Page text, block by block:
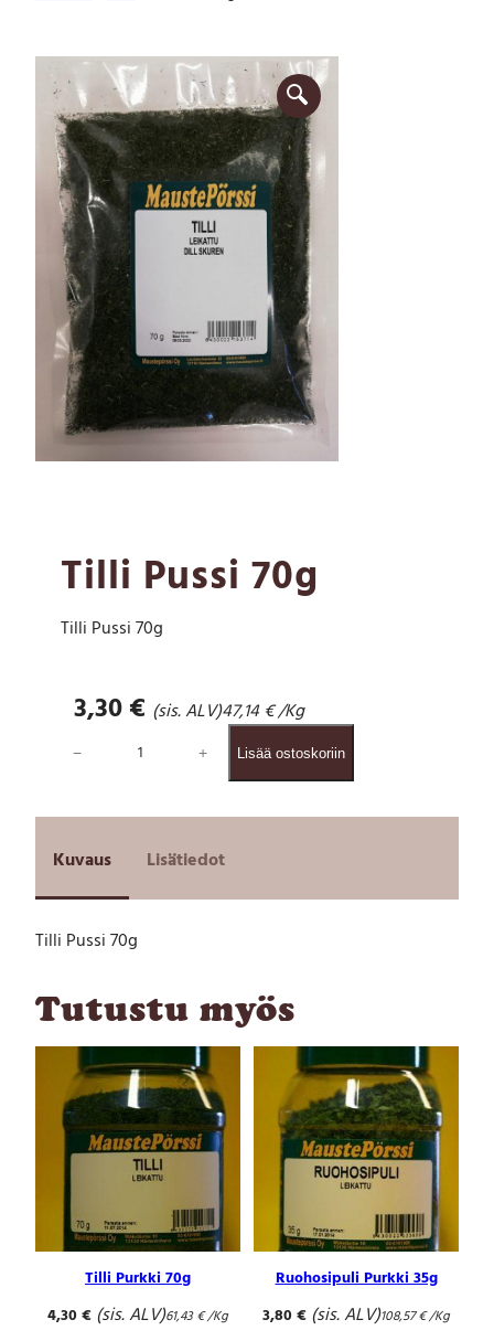
Tilli Pussi 70g
Tilli Pussi 70g
3,30€ (sis. ALV)47,14€/Kg
P
u
s
i
g
r
ä
− + Lisää ostoskoriin
Kuvaus Lisätiedot
Tilli Pussi 70g
Tutustu myös
Tilli Purkki 70g
4,30€ (sis. ALV)61,43€/Kg
Ruohosipuli Purkki 35g
3,80€ (sis. ALV)108,57€/Kg